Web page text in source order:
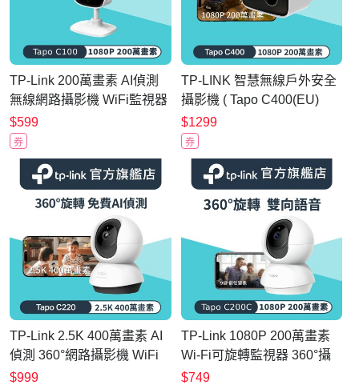
TP-Link 200萬畫素 AI偵測
無線網路攝影機 WiFi監視器
IPCAM (雙向語音/支援512G
/寵物/嬰兒/長輩/Tapo C100)
$599
券
TP-LINK 智慧無線戶外安全
攝影機 ( Tapo C400(EU)
Ver:2.0 )
$1299
券
TP-Link 2.5K 400萬畫素 AI
偵測 360°網路攝影機 WiFi
監視器 IPCAM (雙向語音/支
$999
TP-Link 1080P 200萬畫素
Wi-Fi可旋轉監視器 360°攝
影機 數位變焦 雙向語音 夜
$749